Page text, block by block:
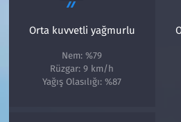
Orta kuvvetli yağmurlu
Nem: %79
Rüzgar: 9 km/h
Yağış Olasılığı: %87